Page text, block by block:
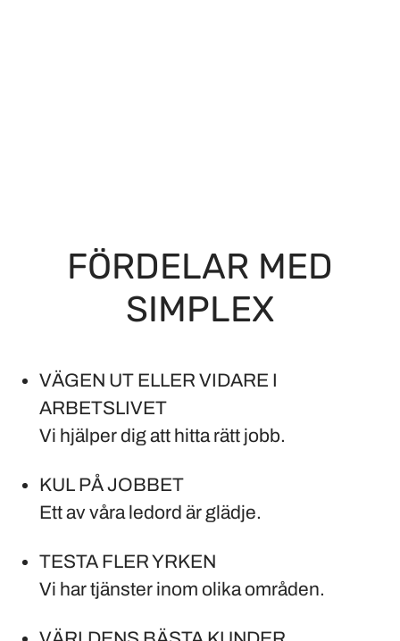
FÖRDELAR MED
SIMPLEX
VÄGEN UT ELLER VIDARE I
ARBETSLIVET
Vi hjälper dig att hitta rätt jobb.
KUL PÅ JOBBET
Ett av våra ledord är glädje.
TESTA FLER YRKEN
Vi har tjänster inom olika områden.